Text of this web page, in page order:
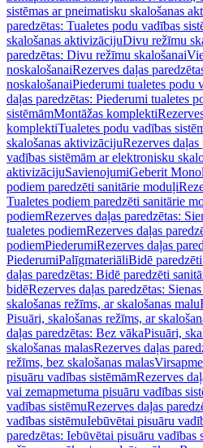
sistēmas ar pneimatisku skalošanas
paredzētas: Tualetes podu vadības
skalošanas aktivizācijuDivu režīmu
paredzētas: Divu režīmu skalošanai
noskalošanaiRezerves daļas
noskalošanaiPiederumi tualetes podu
daļas paredzētas: Piederumi tualetes
sistēmāmMontāžas komplekti
komplektiTualetes podu vadības
skalošanas aktivizācijuRezerves daļas
vadības sistēmām ar elektronisku
aktivizācijuSavienojumiGeberit
podiem paredzēti sanitārie moduļi
Tualetes podiem paredzēti sanitārie
podiemRezerves daļas paredzētas:
tualetes podiemRezerves daļas
podiemPiederumiRezerves daļas
PiederumiPalīgmateriāliBidē
daļas paredzētas: Bidē paredzēti
bidēRezerves daļas paredzētas:
skalošanas režīms, ar skalošanas malu
Pisuāri, skalošanas režīms, ar
daļas paredzētas: Bez vākaPisuāri,
skalošanas malasRezerves daļas
režīms, bez skalošanas malas
pisuāru vadības sistēmāmRezerves
vai zemapmetuma pisuāru vadības
vadības sistēmuRezerves daļas
vadības sistēmuIebūvētai pisuāru
paredzētas: Iebūvētai pisuāru vadības